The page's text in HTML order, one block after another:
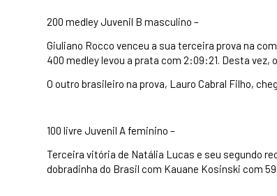
200 medley Juvenil B masculino –
Giuliano Rocco venceu a sua terceira prova na
400 medley levou a prata com 2:09:21. Desta
O outro brasileiro na prova, Lauro Cabral Filho,
100 livre Juvenil A feminino –
Terceira vitória de Natália Lucas e seu segundo
dobradinha do Brasil com Kauane Kosinski com